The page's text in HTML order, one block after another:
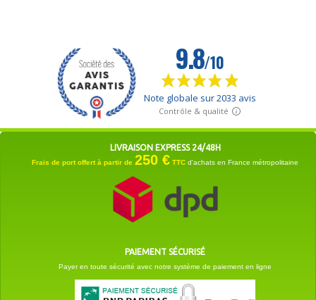
LIVRAISON EXPRESS 24/48H
Frais de port offert à partir de 250 € TTC d'achats en France métropolitaine
PAIEMENT SÉCURISÉ
Payer en toute sécurité avec notre système de paiement en ligne